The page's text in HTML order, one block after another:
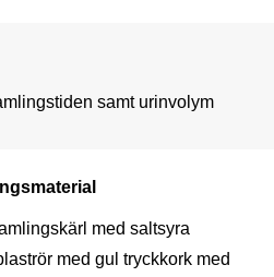
samt urinvolym
med saltsyra
med gul tryckkork med